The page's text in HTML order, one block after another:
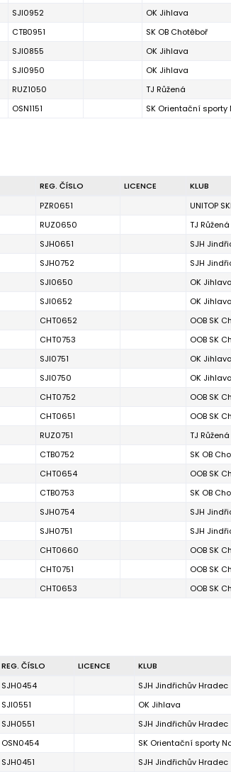
SJI0952 OK Jihlava
CTB0951 SK OB Chotěboř
SJI0855 OK Jihlava
SJI0950 OK Jihlava
RUZ1050 TJ Růžená
OSN1151 SK Orientační
REG. ČÍSLO LICENCE KLUB
PZR0651 UNITOP
RUZ0650 TJ Růžená
SJH0651 SJH
SJH0752 SJH
SJI0650 OK Jihlava
SJI0652 OK Jihlava
CHT0652 OOB SK
CHT0753 OOB SK
SJI0751 OK Jihlava
SJI0750 OK Jihlava
CHT0752 OOB SK
CHT0651 OOB SK
RUZ0751 TJ Růžená
CTB0752 SK OB
CHT0654 OOB SK
CTB0753 SK OB
SJH0754 SJH
SJH0751 SJH
CHT0660 OOB SK
CHT0751 OOB SK
CHT0653 OOB SK
REG. ČÍSLO LICENCE KLUB
SJH0454 SJH Jindřichův Hradec
SJI0551 OK Jihlava
SJH0551 SJH Jindřichův Hradec
OSN0454 SK Orientační sporty
SJH0451 SJH Jindřichův Hradec